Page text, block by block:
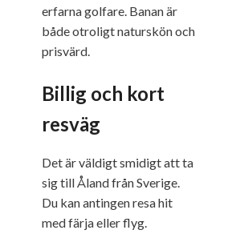
erfarna golfare. Banan är
både otroligt naturskön och
prisvärd.
Billig och kort
resväg
Det är väldigt smidigt att ta
sig till Åland från Sverige.
Du kan antingen resa hit
med färja eller flyg.